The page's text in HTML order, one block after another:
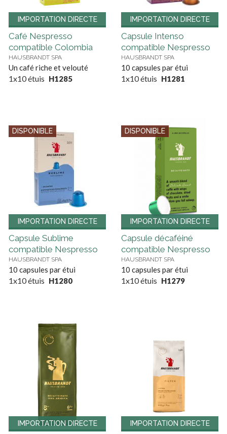
IMPORTATION DIRECTE
Café Nespresso
compatible Colombia
HAUSBRANDT SPA
Un café riche et velouté
1x10 étuis H1285
IMPORTATION DIRECTE
Capsule Intenso
compatible Nespresso
HAUSBRANDT SPA
10 capsules par étui
1x10 étuis H1281
IMPORTATION DIRECTE
DISPONIBLE
Capsule Sublime
compatible Nespresso
HAUSBRANDT SPA
10 capsules par étui
1x10 étuis H1280
IMPORTATION DIRECTE
DISPONIBLE
Capsule décaféiné
compatible Nespresso
HAUSBRANDT SPA
10 capsules par étui
1x10 étuis H1279
IMPORTATION DIRECTE IMPORTATION DIRECTE